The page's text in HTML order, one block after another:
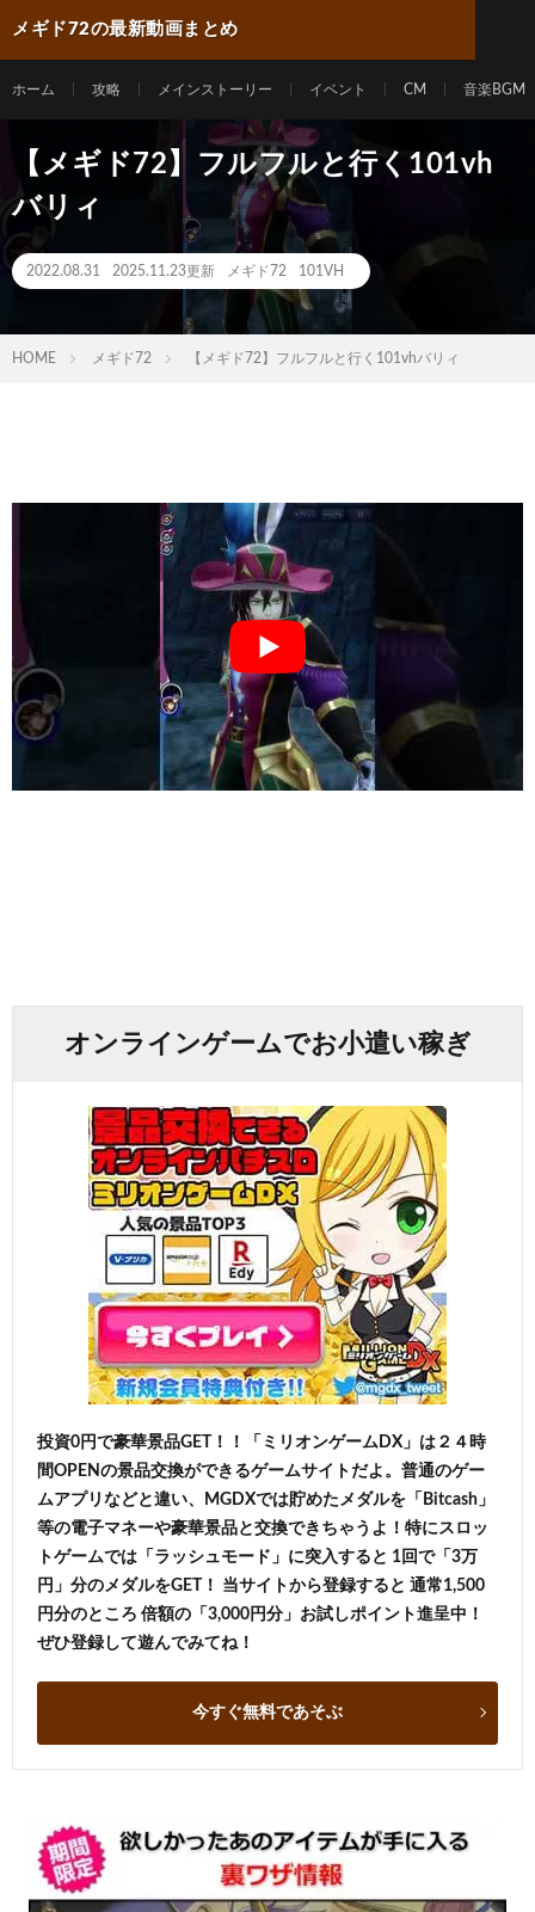
メギド72の最新動画まとめ
ホーム 攻略 メインストーリー イベント CM 音楽BGM
【メギド72】フルフルと行く101vh
バリィ
2022.08.31 2025.11.23更新 メギド72 101VH
HOME メギド72 【メギド72】フルフルと行く101vhバリィ
オンラインゲームでお小遣い稼ぎ
投資0円で豪華景品GET！！「ミリオンゲームDX」は２４時
間OPENの景品交換ができるゲームサイトだよ。普通のゲー
ムアプリなどと違い、MGDXでは貯めたメダルを「Bitcash」
等の電子マネーや豪華景品と交換できちゃうよ！特にスロッ
トゲームでは「ラッシュモード」に突入すると 1回で「3万
円」分のメダルをGET！ 当サイトから登録すると 通常1,500
円分のところ 倍額の「3,000円分」お試しポイント進呈中！
ぜひ登録して遊んでみてね！
今すぐ無料であそぶ